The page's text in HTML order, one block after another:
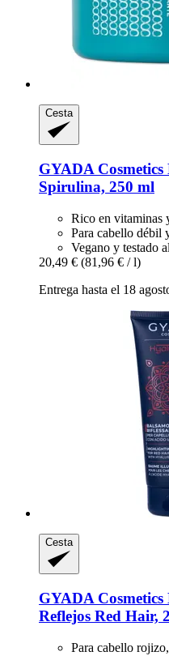
Cesta
GYADA Cosmetics
Spirulina, 250 ml
Rico en vitaminas
Para cabello débil
Vegano y testado
20,49 € (81,96 € / l)
Entrega hasta el 18
Cesta
GYADA Cosmetics
Reflejos Red Hair,
Para cabello